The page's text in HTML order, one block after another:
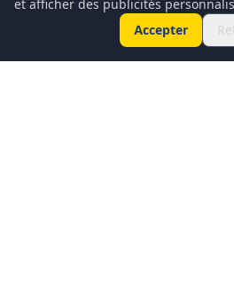
et afficher des publicités
Accepter